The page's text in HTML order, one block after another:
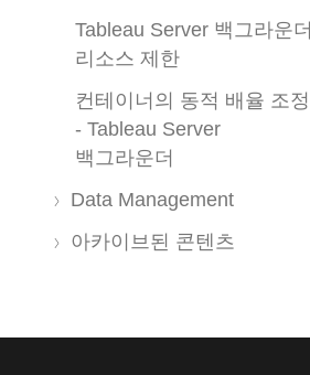
Tableau Server 백그라운더
리소스 제한
컨테이너의 동적 배율 조정
- Tableau Server
백그라운더
Data Management
아카이브된 콘텐츠